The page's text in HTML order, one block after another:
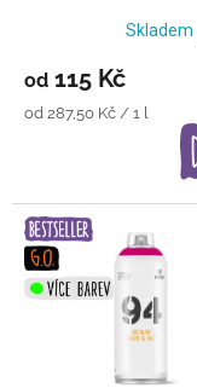
ů
Skladem
od 115 Kč
Měrná
od 287,50 Kč / 1 l